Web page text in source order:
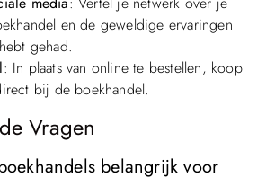
en de geweldige ervaringen
gehad.
: In plaats van online te bestellen, koop
bij de boekhandel.
Vragen
belangrijk voor